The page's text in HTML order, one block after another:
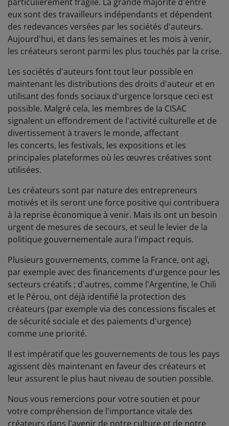
eux sont des travailleurs indépendants et dépendent
des redevances versées par les sociétés d'auteurs.
Aujourd'hui, et dans les semaines et les mois à venir,
les créateurs seront parmi les plus touchés par la crise.
Les sociétés d'auteurs font tout leur possible en
maintenant les distributions des droits d'auteur et en
utilisant des fonds sociaux d'urgence lorsque ceci est
possible. Malgré cela, les membres de la CISAC
signalent un effondrement de l'activité culturelle et de
divertissement à travers le monde, affectant
les concerts, les festivals, les expositions et les
principales plateformes où les œuvres créatives sont
utilisées.
Les créateurs sont par nature des entrepreneurs
motivés et ils seront une force positive qui contribuera
à la reprise économique à venir. Mais ils ont un besoin
urgent de mesures de secours, et seul le levier de la
politique gouvernementale aura l'impact requis.
Plusieurs gouvernements, comme la France, ont agi,
par exemple avec des financements d'urgence pour les
secteurs créatifs ; d'autres, comme l'Argentine, le Chili
et le Pérou, ont déjà identifié la protection des
créateurs (par exemple via des concessions fiscales et
de sécurité sociale et des paiements d'urgence)
comme une priorité.
Il est impératif que les gouvernements de tous les pays
agissent dès maintenant en faveur des créateurs et
leur assurent le plus haut niveau de soutien possible.
Nous vous remercions pour votre soutien et pour
votre compréhension de l'importance vitale des
créateurs dans l'avenir de notre culture et de notre